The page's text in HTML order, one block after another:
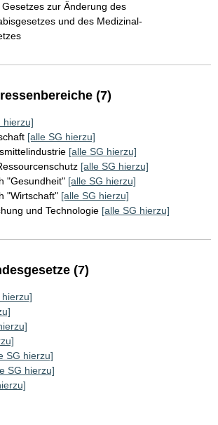
zur Änderung des
und des Medizinal-
(7)
hierzu]
[alle SG hierzu]
[alle SG hierzu]
[alle SG hierzu]
"Gesundheit" [alle SG hierzu]
"Wirtschaft" [alle SG hierzu]
und Technologie [alle SG hierzu]
(7)
hierzu]
SG hierzu]
SG hierzu]